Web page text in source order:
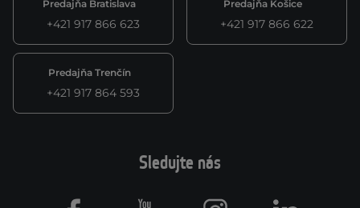
Predajňa Bratislava
+421 917 866 623
Predajňa Košice
+421 917 866 622
Predajňa Trenčín
+421 917 864 593
Sledujte nás